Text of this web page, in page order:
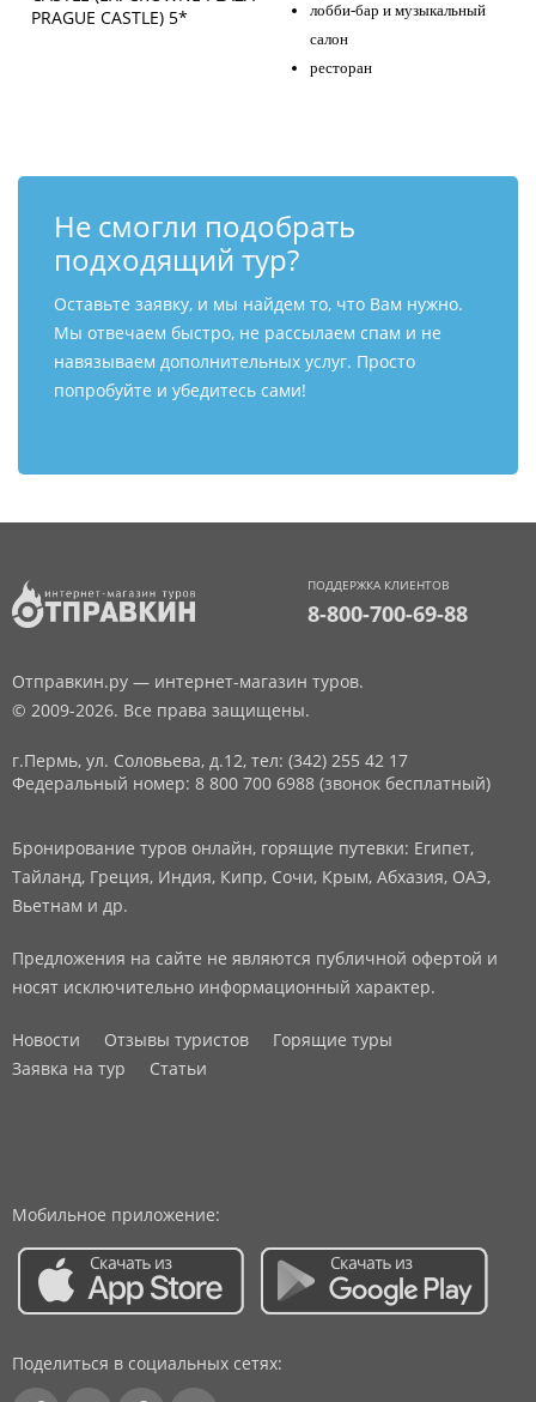
лобби-бар и музыкальный
салон
ресторан
Не смогли подобрать
подходящий тур?
Оставьте заявку, и мы найдем то, что Вам нужно.
Мы отвечаем быстро, не рассылаем спам и не
навязываем дополнительных услуг. Просто
попробуйте и убедитесь сами!
ПОДДЕРЖКА КЛИЕНТОВ
8-800-700-69-88
Отправкин.ру — интернет-магазин туров.
© 2009-2026. Все права защищены.
г.Пермь, ул. Соловьева, д.12, тел: (342) 255 42 17
Федеральный номер: 8 800 700 6988 (звонок бесплатный)
Бронирование туров онлайн, горящие путевки: Египет,
Тайланд, Греция, Индия, Кипр, Сочи, Крым, Абхазия, ОАЭ,
Вьетнам и др.
Предложения на сайте не являются публичной офертой и
носят исключительно информационный характер.
Новости Отзывы туристов
Горящие туры
Заявка на тур
Статьи
Мобильное приложение:
Поделиться в социальных сетях: